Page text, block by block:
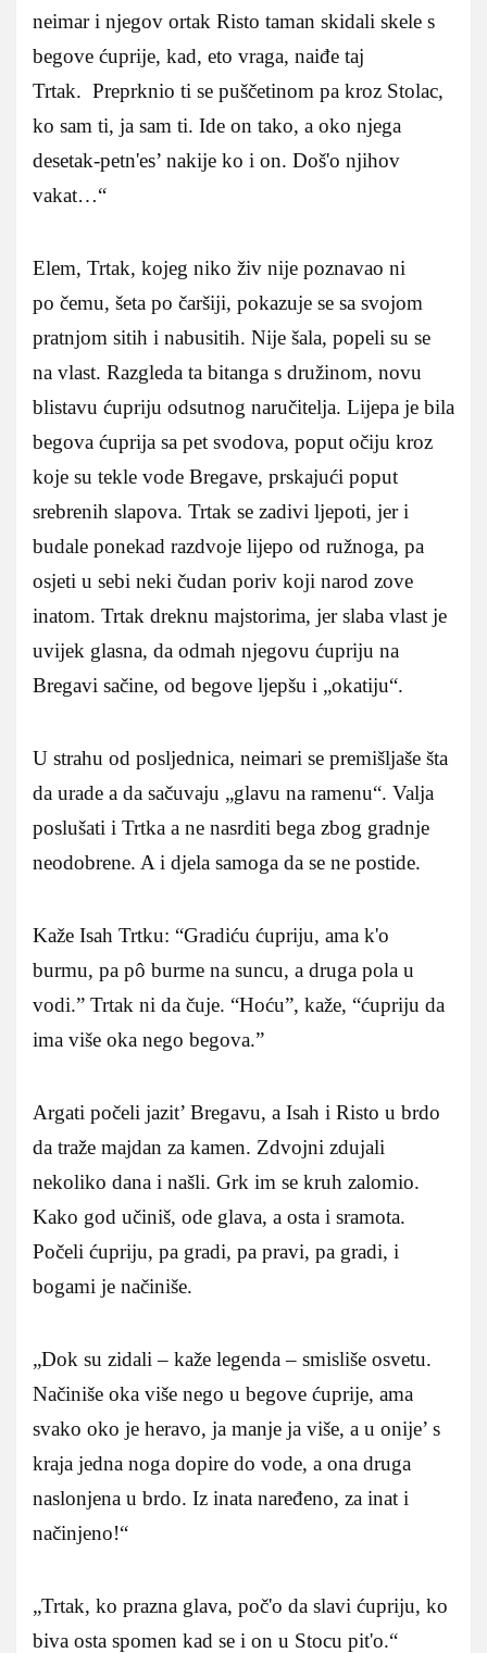
neimar i njegov ortak Risto taman skidali skele s
begove ćuprije, kad, eto vraga, naiđe taj
Trtak. Preprknio ti se puščetinom pa kroz Stolac,
ko sam ti, ja sam ti. Ide on tako, a oko njega
desetak-petn'es’ nakije ko i on. Doš'o njihov
vakat…“
Elem, Trtak, kojeg niko živ nije poznavao ni
po čemu, šeta po čaršiji, pokazuje se sa svojom
pratnjom sitih i nabusitih. Nije šala, popeli su se
na vlast. Razgleda ta bitanga s družinom, novu
blistavu ćupriju odsutnog naručitelja. Lijepa je bila
begova ćuprija sa pet svodova, poput očiju kroz
koje su tekle vode Bregave, prskajući poput
srebrenih slapova. Trtak se zadivi ljepoti, jer i
budale ponekad razdvoje lijepo od ružnoga, pa
osjeti u sebi neki čudan poriv koji narod zove
inatom. Trtak dreknu majstorima, jer slaba vlast je
uvijek glasna, da odmah njegovu ćupriju na
Bregavi sačine, od begove ljepšu i „okatiju“.
U strahu od posljednica, neimari se premišljaše šta
da urade a da sačuvaju „glavu na ramenu“. Valja
poslušati i Trtka a ne nasrditi bega zbog gradnje
neodobrene. A i djela samoga da se ne postide.
Kaže Isah Trtku: “Gradiću ćupriju, ama k'o
burmu, pa pô burme na suncu, a druga pola u
vodi.” Trtak ni da čuje. “Hoću”, kaže, “ćupriju da
ima više oka nego begova.”
Argati počeli jazit’ Bregavu, a Isah i Risto u brdo
da traže majdan za kamen. Zdvojni zdujali
nekoliko dana i našli. Grk im se kruh zalomio.
Kako god učiniš, ode glava, a osta i sramota.
Počeli ćupriju, pa gradi, pa pravi, pa gradi, i
bogami je načiniše.
„Dok su zidali – kaže legenda – smisliše osvetu.
Načiniše oka više nego u begove ćuprije, ama
svako oko je heravo, ja manje ja više, a u onije’ s
kraja jedna noga dopire do vode, a ona druga
naslonjena u brdo. Iz inata naređeno, za inat i
načinjeno!“
„Trtak, ko prazna glava, poč'o da slavi ćupriju, ko
biva osta spomen kad se i on u Stocu pit'o.“